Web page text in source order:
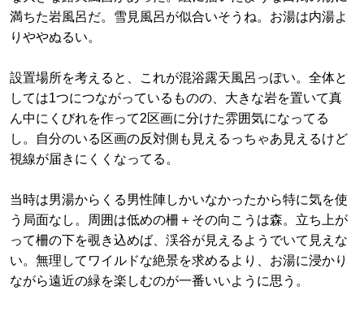
満ちた岩風呂だ。雪見風呂が似合いそうね。お湯は内湯よ
りややぬるい。
設置場所を考えると、これが混浴露天風呂っぽい。全体と
しては1つにつながっているものの、大きな岩を置いて真
ん中にくびれを作って2区画に分けた雰囲気になってる
し。自分のいる区画の反対側も見えるっちゃあ見えるけど
視線が届きにくくなってる。
当時は男湯からくる男性陣しかいなかったから特に気を使
う局面なし。周囲は低めの柵＋その向こうは森。立ち上が
って柵の下を覗き込めば、渓谷が見えるようでいて見えな
い。無理してワイルドな絶景を求めるより、お湯に浸かり
ながら遠近の緑を楽しむのが一番いいように思う。